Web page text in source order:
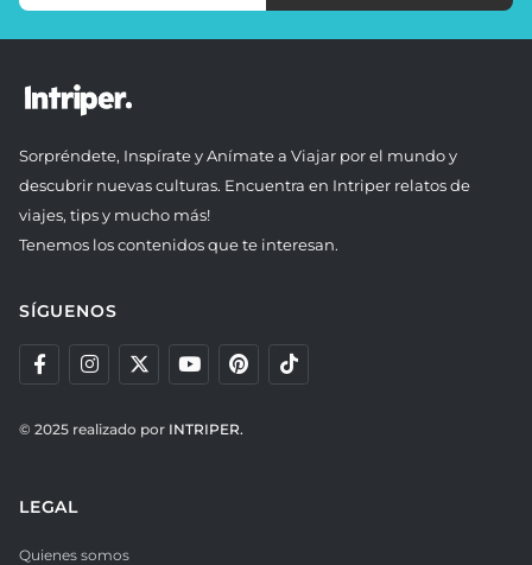
Sorpréndete, Inspírate y Anímate a Viajar por el mundo y
descubrir nuevas culturas. Encuentra en Intriper relatos de
viajes, tips y mucho más!
Tenemos los contenidos que te interesan.
SÍGUENOS
© 2025 realizado por INTRIPER.
LEGAL
Quienes somos